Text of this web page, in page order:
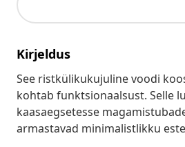
Kirjeldus
See ristkülikukujuline voodi
kohtab funktsionaalsust. Selle
kaasaegsetesse
armastavad minimalistlikku